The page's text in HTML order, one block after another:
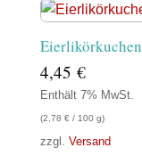
Eierlikörkuchen
4,45 €
Enthält 7% MwSt.
(2,78 €/ 100 g)
zzgl. Versand